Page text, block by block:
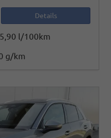
Details
5,90 l/100km
g/km